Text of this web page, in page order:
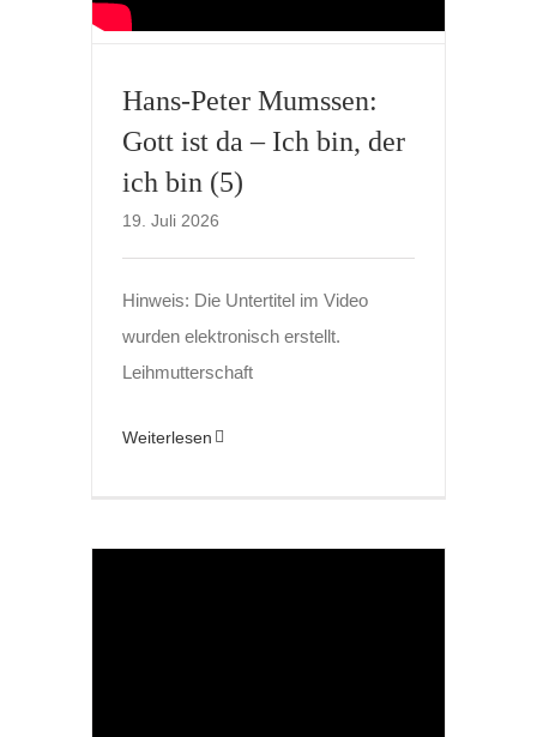
Hans-Peter Mumssen:
Gott ist da – Ich bin, der
ich bin (5)
19. Juli 2026
Hinweis: Die Untertitel im Video
wurden elektronisch erstellt.
Leihmutterschaft
Weiterlesen